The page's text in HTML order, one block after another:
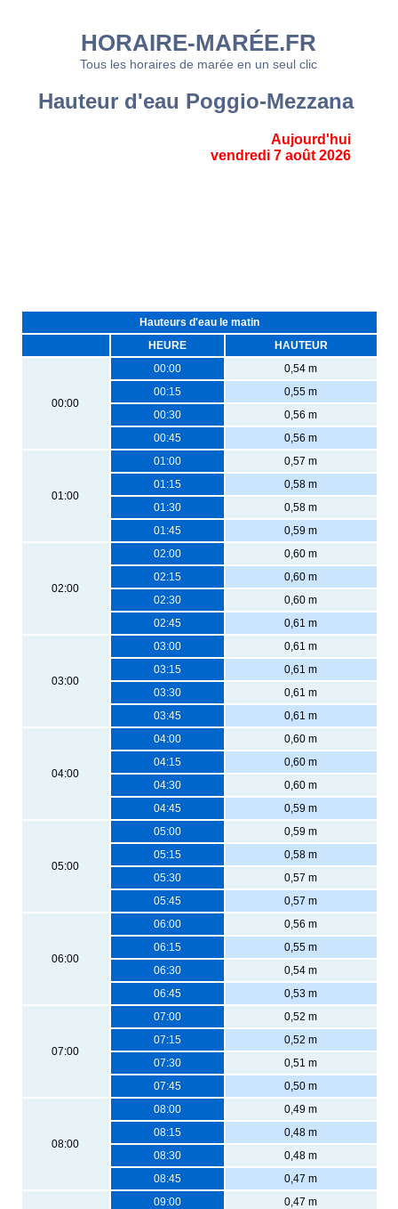
HORAIRE-MARÉE.FR
Tous les horaires de marée en un seul clic
Hauteur d'eau Poggio-Mezzana
Aujourd'hui
vendredi 7 août 2026
Hauteurs d'eau le matin
HEURE
HAUTEUR
00:00
00:00
0,54 m
00:15
0,55 m
00:30
0,56 m
00:45
0,56 m
01:00
01:00
0,57 m
01:15
0,58 m
01:30
0,58 m
01:45
0,59 m
02:00
02:00
0,60 m
02:15
0,60 m
02:30
0,60 m
02:45
0,61 m
03:00
03:00
0,61 m
03:15
0,61 m
03:30
0,61 m
03:45
0,61 m
04:00
04:00
0,60 m
04:15
0,60 m
04:30
0,60 m
04:45
0,59 m
05:00
05:00
0,59 m
05:15
0,58 m
05:30
0,57 m
05:45
0,57 m
06:00
06:00
0,56 m
06:15
0,55 m
06:30
0,54 m
06:45
0,53 m
07:00
07:00
0,52 m
07:15
0,52 m
07:30
0,51 m
07:45
0,50 m
08:00
08:00
0,49 m
08:15
0,48 m
08:30
0,48 m
08:45
0,47 m
09:00
0,47 m